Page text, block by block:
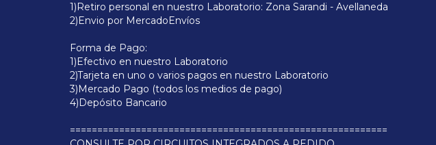
1)Retiro personal en nuestro Laboratorio: Zona Sarandi - Avellaneda
2)Envio por MercadoEnvíos
Forma de Pago:
1)Efectivo en nuestro Laboratorio
2)Tarjeta en uno o varios pagos en nuestro Laboratorio
3)Mercado Pago (todos los medios de pago)
4)Depósito Bancario
==========================================================